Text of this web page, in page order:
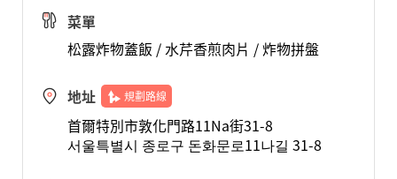
菜單
松露炸物蓋飯 / 水芹香煎肉片 / 炸物拼盤
地址 規劃路線
首爾特別市敦化門路11Na街31-8
서울특별시 종로구 돈화문로11나길 31-8